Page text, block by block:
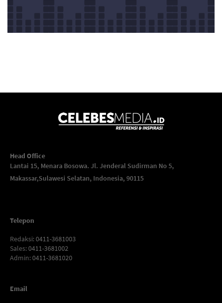
Head Office
Lantai 15, Menara Bosowa. Jl. Jenderal Sudirman No 5,
Makassar,Sulawesi Selatan, Indonesia, 90115
Telepon
Redaksi: 0411-3681003
Sales: 0411-3681002
Admin: 0411-3681020
Email